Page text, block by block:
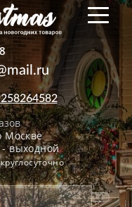
Москве
- выходной